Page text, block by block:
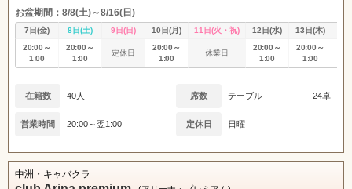
お盆期間：8/8(土)～8/16(日)
7日(金) 8日(土) 9日(日) 10日(月) 11日(火・祝) 12日(水) 13日(木)
20:00～
1:00
20:00～
1:00
定休日
20:00～
1:00
休業日
20:00～
1:00
20:00～
1:00
在籍数 40人 席数 テーブル 24卓
営業時間 20:00～翌1:00 定休日 日曜
中洲・キャバクラ